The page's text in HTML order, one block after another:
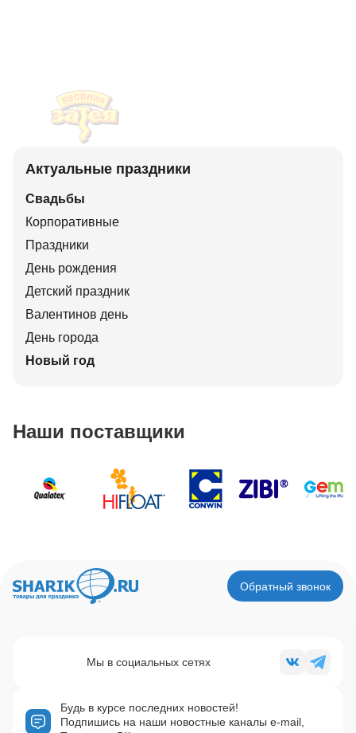
Актуальные праздники
Свадьбы
Корпоративные
Праздники
День рождения
Детский праздник
Валентинов день
День города
Новый год
Наши поставщики
Обратный звонок
Будь в курсе последних новостей!
Подпишись на наши новостные каналы e-mail,
Мы в социальных сетях